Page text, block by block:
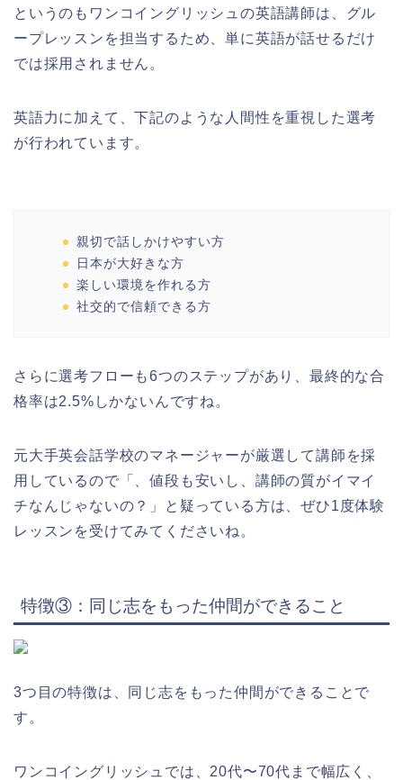
というのもワンコイングリッシュの英語講師は、グル
ープレッスンを担当するため、単に英語が話せるだけ
では採用されません。
英語力に加えて、下記のような人間性を重視した選考
が行われています。
親切で話しかけやすい方
日本が大好きな方
楽しい環境を作れる方
社交的で信頼できる方
さらに選考フローも6つのステップがあり、最終的な合
格率は2.5%しかないんですね。
元大手英会話学校のマネージャーが厳選して講師を採
用しているので「、値段も安いし、講師の質がイマイ
チなんじゃないの？」と疑っている方は、ぜひ1度体験
レッスンを受けてみてくださいね。
特徴③：同じ志をもった仲間ができること
3つ目の特徴は、同じ志をもった仲間ができることで
す。
ワンコイングリッシュでは、20代〜70代まで幅広く、